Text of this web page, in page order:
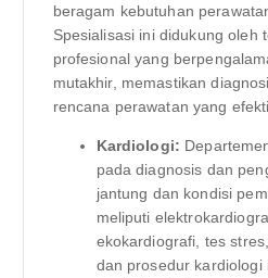
beragam kebutuhan
Spesialisasi ini didukung oleh
profesional yang
mutakhir, memastikan
rencana perawatan yang
Kardiologi:
pada diagnosis dan
jantung dan kondisi
meliputi
ekokardiografi, tes
dan prosedur kardiologi